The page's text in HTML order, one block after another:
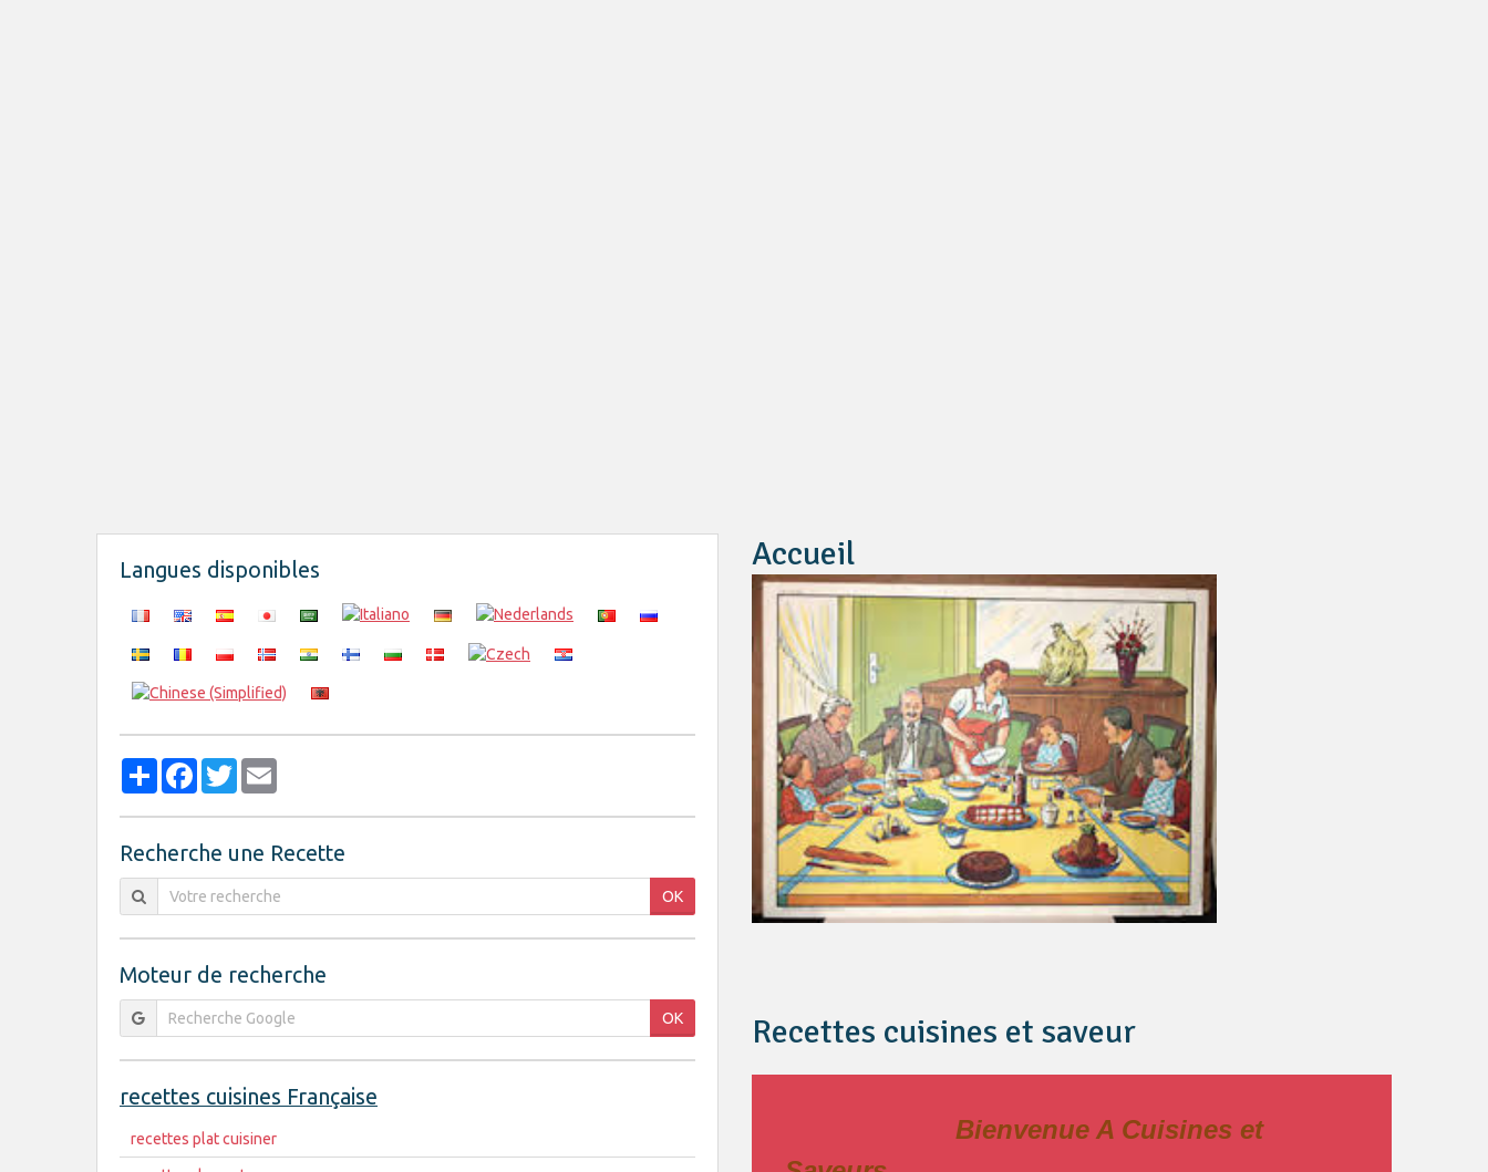
Accueil
Recettes cuisines et saveur
Bienvenue A Cuisines et
Langues disponibles
PartagerFacebook
Twitter
Recherche une Recette
OK
Moteur de recherche
OK
recettes cuisines Française
recettes plat cuisiner